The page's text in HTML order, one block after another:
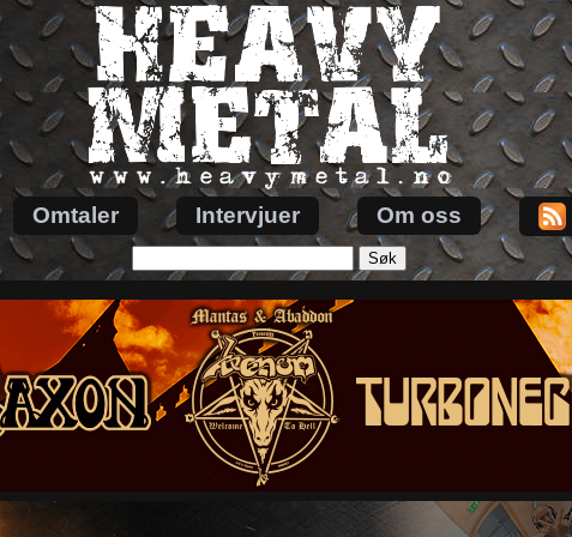
Omtaler Intervjuer Om oss
etter: